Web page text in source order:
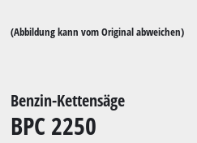
(Abbildung kann vom Original abweichen)
Benzin-Kettensäge
BPC 2250